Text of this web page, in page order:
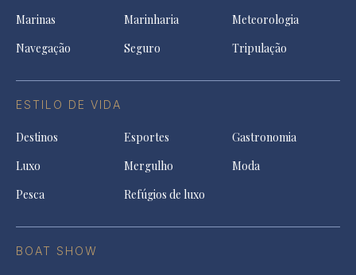
Marinas
Marinharia
Meteorologia
Navegação
Seguro Tripulação
ESTILO DE VIDA
Destinos Esportes
Gastronomia
Luxo
Mergulho
Moda
Pesca
Refúgios de luxo
BOAT SHOW